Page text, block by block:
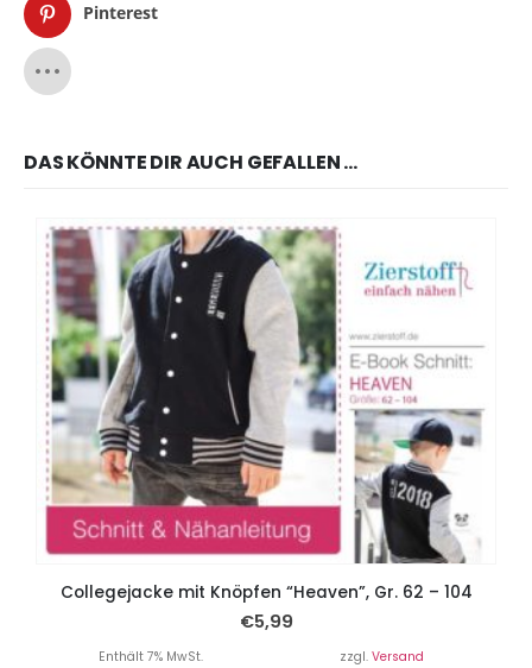
Pinterest
DAS KÖNNTE DIR AUCH GEFALLEN …
Collegejacke mit Knöpfen “Heaven”, Gr. 62 – 104
€5,99
Enthält 7% MwSt. zzgl. Versand